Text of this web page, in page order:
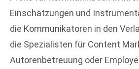
Einschätzungen und
die Kommunikatoren in den
die Spezialisten für Content
Autorenbetreuung oder